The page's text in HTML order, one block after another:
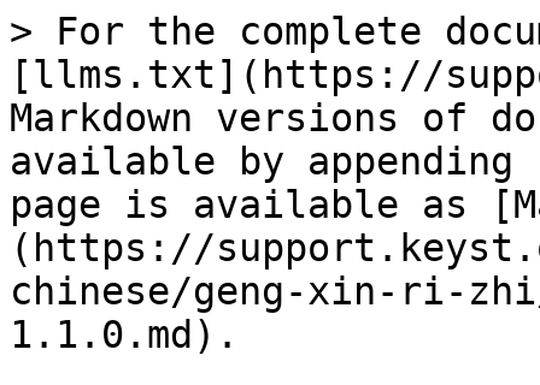
> For the complete
[llms.txt](https://
Markdown versions of
available by
page is available as
(https://
chinese/geng-xin-ri-
1.1.0.md).